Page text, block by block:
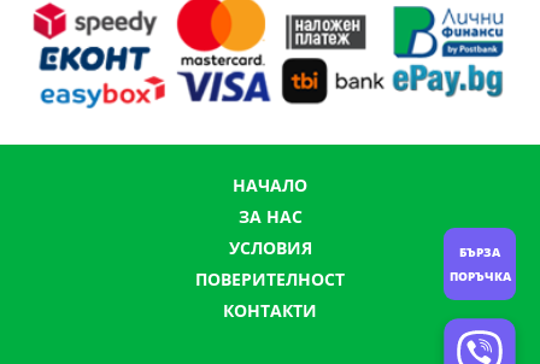
НАЧАЛО
ЗА НАС
УСЛОВИЯ
ПОВЕРИТЕЛНОСТ
КОНТАКТИ
БЪРЗА
ПОРЪЧКА